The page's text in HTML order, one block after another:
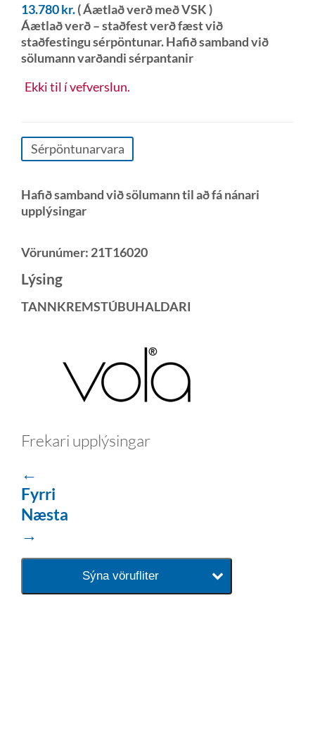
13.780kr.( Áætlað verð með VSK )
Áætlað verð – staðfest verð fæst við
staðfestingu sérpöntunar. Hafið samband við
sölumann varðandi sérpantanir
Ekki til í vefverslun.
Sérpöntunarvara
Hafið samband við sölumann til að fá nánari
upplýsingar
Vörunúmer: 21T16020
Lýsing
TANNKREMSTÚBUHALDARI
Frekari upplýsingar
←
Fyrri
Næsta
→
Sýna vörufliter